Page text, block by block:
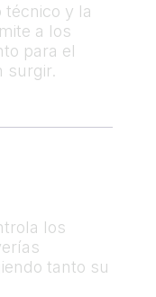
y la
a los
para el
surgir.
los
tanto su